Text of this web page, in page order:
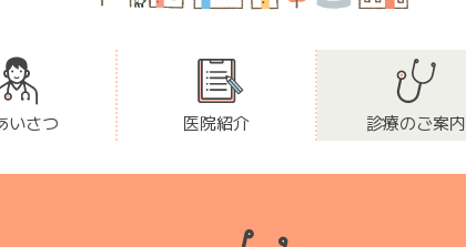
いさつ 医院紹介 診療のご案内